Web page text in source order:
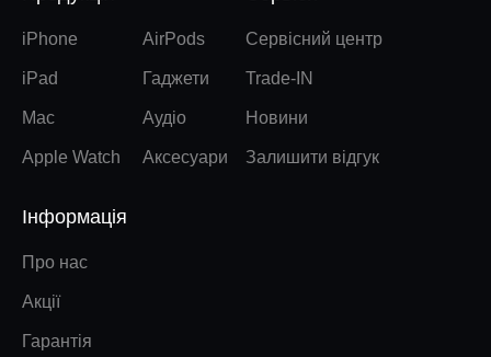
iPhone
iPad
Mac
Apple Watch
AirPods
Гаджети
Аудіо
Аксесуари
Сервісний центр
Trade-IN
Новини
Залишити відгук
Інформація
Про нас
Акції
Гарантія